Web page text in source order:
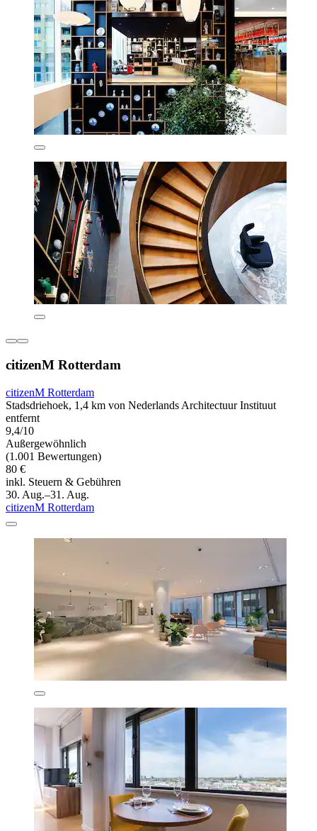
citizenM Rotterdam
citizenM Rotterdam
Stadsdriehoek, 1,4 km von Nederlands Architectuur Instituut
entfernt
9,4/10
Außergewöhnlich
(1.001 Bewertungen)
80 €
inkl. Steuern & Gebühren
30. Aug.–31. Aug.
citizenM Rotterdam